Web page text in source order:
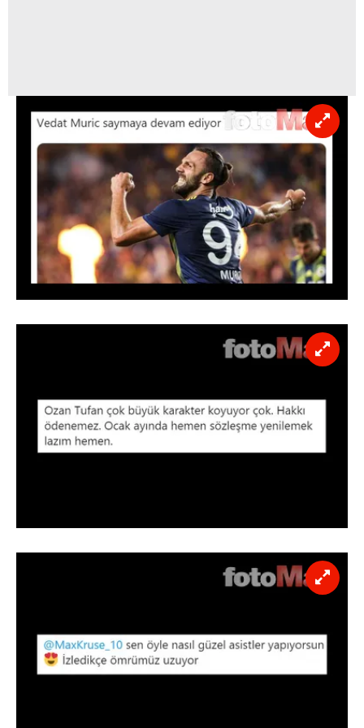
Çerezlere ilişkin tercihlerinizi aşağıda yer alan panel
vasıtasıyla belirleyebilirsiniz. Çerezlere ilişkin detaylı bilgi
için Ayarlar butonuna tıklayabilir,Çerez Bilgilendirme
Metnimizi
ziyaret edebilirsiniz.
6698 sayılı Kişisel Verilerin Korunması Kanunu uyarınca
hazırlanmış Aydınlatma Metnimizi okumak ve sitemizde
ilgili mevzuata uygun olarak kullanılan çerezlerle ilgili bilgi
almak için lütfen
tıklayınız